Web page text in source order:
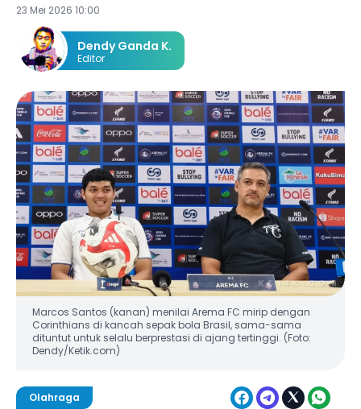
23 Mei 2026 10:00
Dendy Ganda K.
Editor
Marcos Santos (kanan) menilai Arema FC mirip dengan
Corinthians di kancah sepak bola Brasil, sama-sama
dituntut untuk selalu berprestasi di ajang tertinggi. (Foto:
Dendy/Ketik.com)
Olahraga